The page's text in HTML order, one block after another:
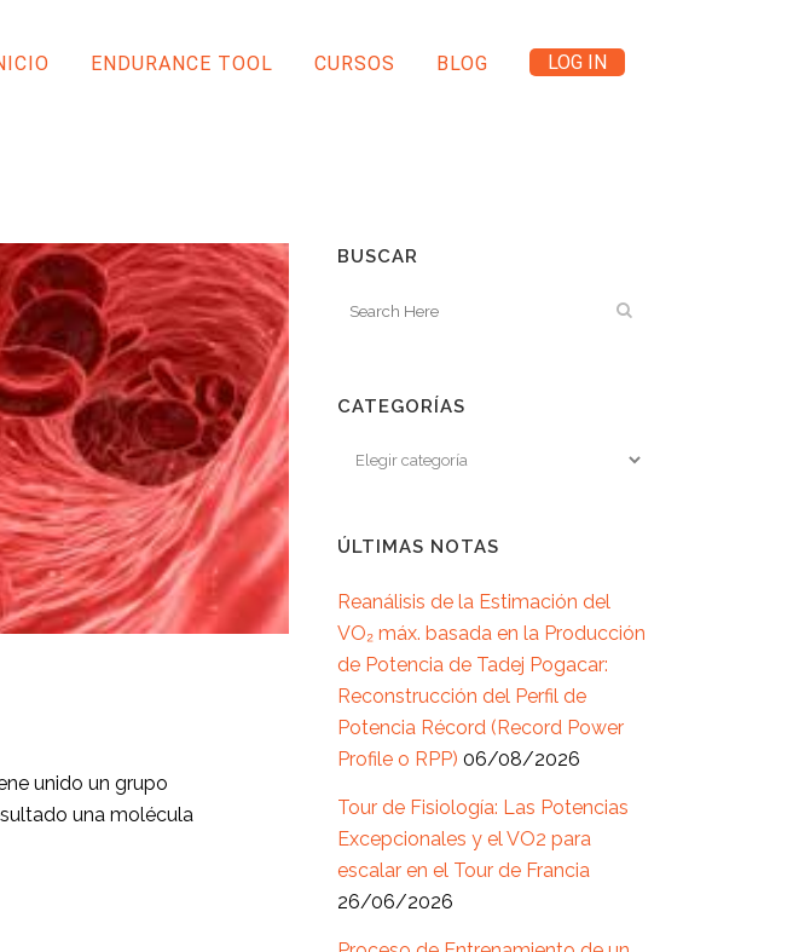
ENDURANCE TOOL CURSOS BLOG LOG IN
unido un grupo
una molécula
BUSCAR
CATEGORÍAS
ÚLTIMAS NOTAS
Reanálisis de la Estimación del
VO₂ máx. basada en la Producción
de Potencia de Tadej Pogacar:
Reconstrucción del Perfil de
Potencia Récord (Record Power
Profile o RPP) 06/08/2026
Tour de Fisiología: Las Potencias
Excepcionales y el VO2 para
escalar en el Tour de Francia
26/06/2026